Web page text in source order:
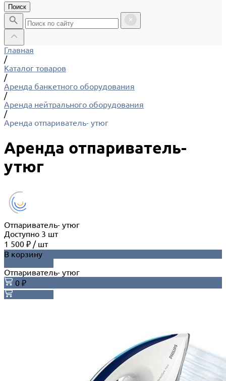
Поиск
Главная
/
Каталог товаров
/
Аренда банкетного оборудования
/
Аренда нейтрального оборудования
/
Аренда отпариватель- утюг
Аренда отпариватель-
утюг
Отпариватель- утюг
Доступно 3 шт
1 500 ₽ / шт
В корзину
Отпариватель- утюг
0 ₽